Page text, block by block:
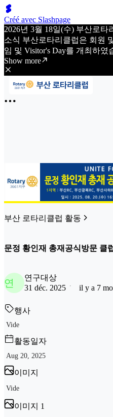
Créé avec Slashpage
2026년 3월 18일(수) 부산로
소식 부산로타리클럽은 회원
임 및 Visitor's Day를 개최하였
Show more
부산 로타리클럽 활동
문정 황인재 총재공식방문 클
연
연구대상
31 déc. 2025
il y a 7
행사
Vide
활동일자
Aug 20, 2025
이미지
Vide
이미지 1